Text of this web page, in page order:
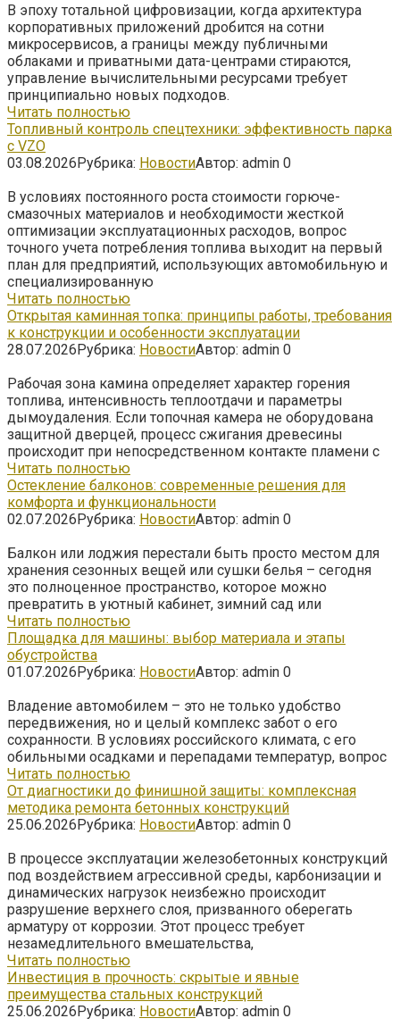
В эпоху тотальной цифровизации, когда архитектура
корпоративных приложений дробится на сотни
микросервисов, а границы между публичными
облаками и приватными дата-центрами стираются,
управление вычислительными ресурсами требует
принципиально новых подходов.
Читать полностью
Топливный контроль спецтехники: эффективность парка
с VZO
03.08.2026Рубрика: НовостиАвтор: admin 0
В условиях постоянного роста стоимости горюче-
смазочных материалов и необходимости жесткой
оптимизации эксплуатационных расходов, вопрос
точного учета потребления топлива выходит на первый
план для предприятий, использующих автомобильную и
специализированную
Читать полностью
Открытая каминная топка: принципы работы, требования
к конструкции и особенности эксплуатации
28.07.2026Рубрика: НовостиАвтор: admin 0
Рабочая зона камина определяет характер горения
топлива, интенсивность теплоотдачи и параметры
дымоудаления. Если топочная камера не оборудована
защитной дверцей, процесс сжигания древесины
происходит при непосредственном контакте пламени с
Читать полностью
Остекление балконов: современные решения для
комфорта и функциональности
02.07.2026Рубрика: НовостиАвтор: admin 0
Балкон или лоджия перестали быть просто местом для
хранения сезонных вещей или сушки белья – сегодня
это полноценное пространство, которое можно
превратить в уютный кабинет, зимний сад или
Читать полностью
Площадка для машины: выбор материала и этапы
обустройства
01.07.2026Рубрика: НовостиАвтор: admin 0
Владение автомобилем – это не только удобство
передвижения, но и целый комплекс забот о его
сохранности. В условиях российского климата, с его
обильными осадками и перепадами температур, вопрос
Читать полностью
От диагностики до финишной защиты: комплексная
методика ремонта бетонных конструкций
25.06.2026Рубрика: НовостиАвтор: admin 0
В процессе эксплуатации железобетонных конструкций
под воздействием агрессивной среды, карбонизации и
динамических нагрузок неизбежно происходит
разрушение верхнего слоя, призванного оберегать
арматуру от коррозии. Этот процесс требует
незамедлительного вмешательства,
Читать полностью
Инвестиция в прочность: скрытые и явные
преимущества стальных конструкций
25.06.2026Рубрика: НовостиАвтор: admin 0